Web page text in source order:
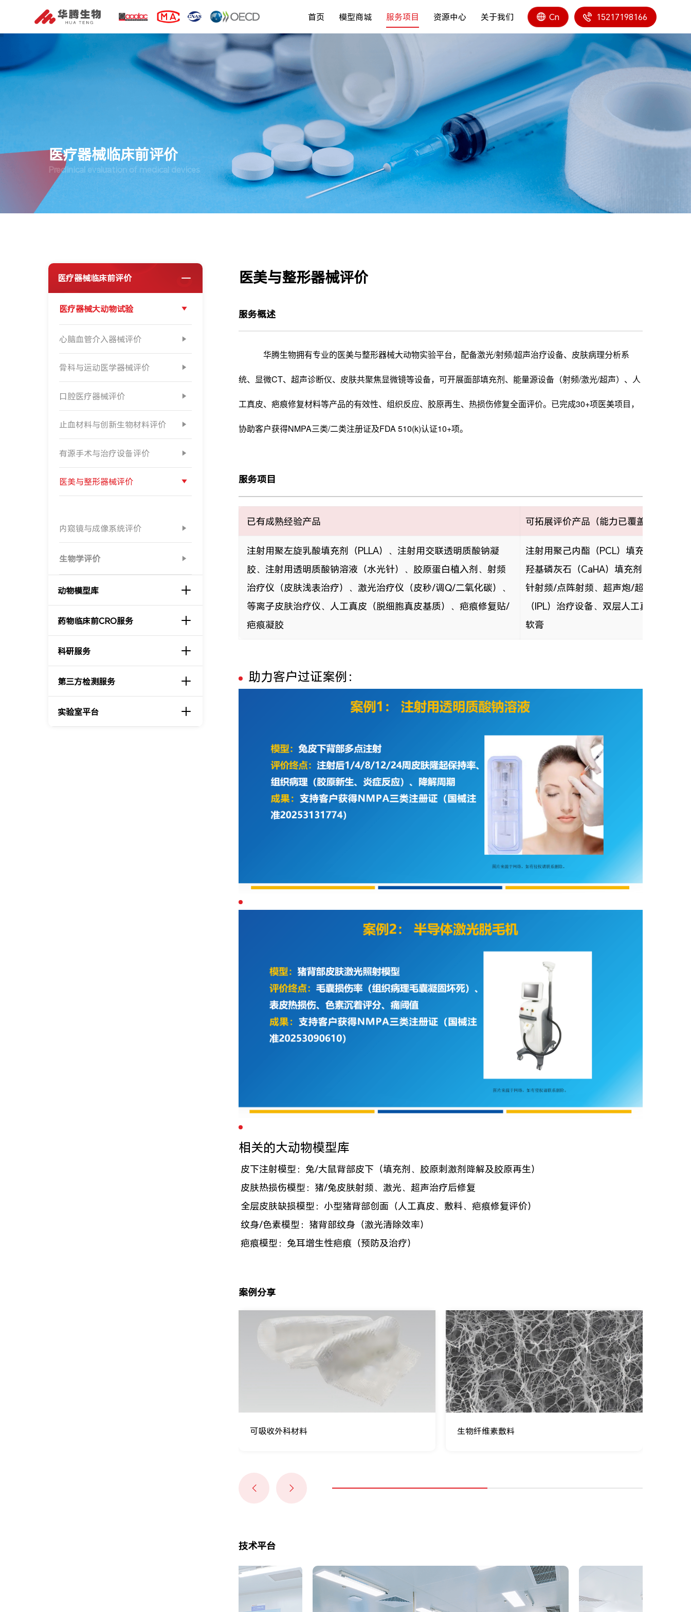
首页 模型商城 服务项目 资源中心 关于我们 Cn 15217198166
医疗器械临床前评价
Preclinical evaluation of medical devices
医疗器械临床前评价
医疗器械大动物试验
心脑血管介入器械评价
骨科与运动医学器械评价
口腔医疗器械评价
止血材料与创新生物材料评价
有源手术与治疗设备评价
医美与整形器械评价
内窥镜与成像系统评价
生物学评价
动物模型库
药物临床前CRO服务
科研服务
第三方检测服务
实验室平台
医美与整形器械评价
服务概述
华腾生物拥有专业的医美与整形器械大动物实验平台，配备激光/射频/超声治疗设备、皮肤病理分析系
统、显微CT、超声诊断仪、皮肤共聚焦显微镜等设备，可开展面部填充剂、能量源设备（射频/激光/超声）、人
工真皮、疤痕修复材料等产品的有效性、组织反应、胶原再生、热损伤修复全面评价。已完成30+项医美项目，
协助客户获得NMPA三类/二类注册证及FDA 510(k)认证10+项。
服务项目
已有成熟经验产品 可拓展评价产品（能力已覆盖）
注射用聚左旋乳酸填充剂（PLLA）、注射用交联透明质酸钠凝
胶、注射用透明质酸钠溶液（水光针）、胶原蛋白植入剂、射频
治疗仪（皮肤浅表治疗）、激光治疗仪（皮秒/调Q/二氧化碳）、
等离子皮肤治疗仪、人工真皮（脱细胞真皮基质）、疤痕修复贴/
疤痕凝胶
注射用聚己内酯（PCL）填充剂、含利
羟基磷灰石（CaHA）填充剂、重组人
针射频/点阵射频、超声炮/超声刀（微
（IPL）治疗设备、双层人工真皮（含
软膏
助力客户过证案例：
相关的大动物模型库
皮下注射模型：兔/大鼠背部皮下（填充剂、胶原刺激剂降解及胶原再生）
皮肤热损伤模型：猪/兔皮肤射频、激光、超声治疗后修复
全层皮肤缺损模型：小型猪背部创面（人工真皮、敷料、疤痕修复评价）
纹身/色素模型：猪背部纹身（激光清除效率）
疤痕模型：兔耳增生性疤痕（预防及治疗）
案例分享
可吸收外科材料 生物纤维素敷料
技术平台